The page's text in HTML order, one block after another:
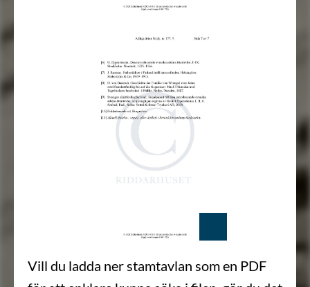
Vill du ladda ner stamtavlan som en PDF